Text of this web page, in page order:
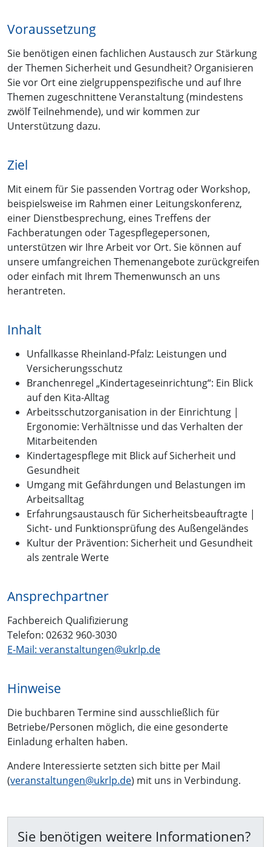
Voraussetzung
Sie benötigen einen fachlichen Austausch zur Stärkung
der Themen Sicherheit und Gesundheit? Organisieren
Sie vor Ort eine zielgruppenspezifische und auf Ihre
Themen zugeschnittene Veranstaltung (mindestens
zwölf Teilnehmende), und wir kommen zur
Unterstützung dazu.
Ziel
Mit einem für Sie passenden Vortrag oder Workshop,
beispielsweise im Rahmen einer Leitungskonferenz,
einer Dienstbesprechung, eines Treffens der
Fachberatungen oder Tagespflegepersonen,
unterstützen wir Ihre Arbeit vor Ort. Sie können auf
unsere umfangreichen Themenangebote zurückgreifen
oder einfach mit Ihrem Themenwunsch an uns
herantreten.
Inhalt
Unfallkasse Rheinland-Pfalz: Leistungen und
Versicherungsschutz
Branchenregel „Kindertageseinrichtung“: Ein Blick
auf den Kita-Alltag
Arbeitsschutzorganisation in der Einrichtung |
Ergonomie: Verhältnisse und das Verhalten der
Mitarbeitenden
Kindertagespflege mit Blick auf Sicherheit und
Gesundheit
Umgang mit Gefährdungen und Belastungen im
Arbeitsalltag
Erfahrungsaustausch für Sicherheitsbeauftragte |
Sicht- und Funktionsprüfung des Außengeländes
Kultur der Prävention: Sicherheit und Gesundheit
als zentrale Werte
Ansprechpartner
Fachbereich Qualifizierung
Telefon: 02632 960-3030
E-Mail: veranstaltungen@ukrlp.de
Hinweise
Die buchbaren Termine sind ausschließlich für
Betriebe/Personen möglich, die eine gesonderte
Einladung erhalten haben.
Andere Interessierte setzten sich bitte per Mail
(veranstaltungen@ukrlp.de) mit uns in Verbindung.
Sie benötigen weitere Informationen?